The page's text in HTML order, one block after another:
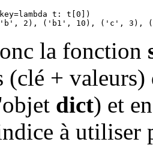
t: t[0])
2), ('b1', 10), ('c', 3),
la fonction
(clé +
dict) et
à utiliser